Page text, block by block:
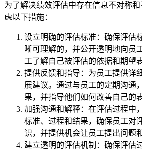
为了解决绩效评估中存在信息不对称
虑以下措施：
设立明确的评估标准：确保评估
晰可理解的，并公开透明地向员
工了解自己被评估的依据和期望
提供反馈和指导：为员工提供详
展建议。通过与员工的定期沟通
果，并指导他们如何改善自己的
加强沟通和解释：在评估过程中
标准、过程和结果，确保员工对
识，并提供机会让员工提出问题
建立透明的评估机制：确保评估